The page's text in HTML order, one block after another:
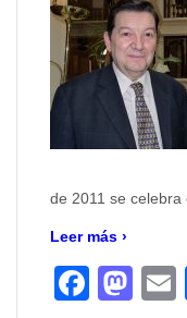
de 2011 se celebra
Leer más ›